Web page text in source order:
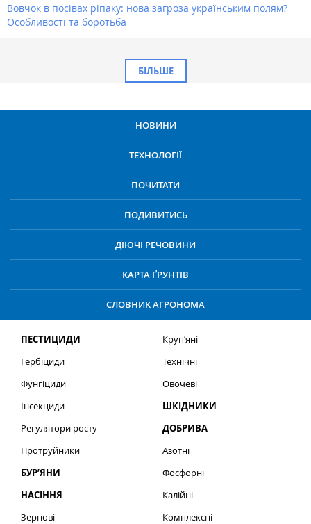
Вовчок в посівах ріпаку: нова загроза українським полям?
Особливості та боротьба
БІЛЬШЕ
НОВИНИ
ТЕХНОЛОГІЇ
ПОЧИТАТИ
ПОДИВИТИСЬ
ДІЮЧІ РЕЧОВИНИ
КАРТА ҐРУНТІВ
СЛОВНИК АГРОНОМА
ПЕСТИЦИДИ
Гербіциди
Фунгіциди
Інсекциди
Регулятори росту
Протруйники
БУР’ЯНИ
НАСІННЯ
Зернові
Круп’яні
Технічні
Овочеві
ШКІДНИКИ
ДОБРИВА
Азотні
Фосфорні
Калійні
Комплексні